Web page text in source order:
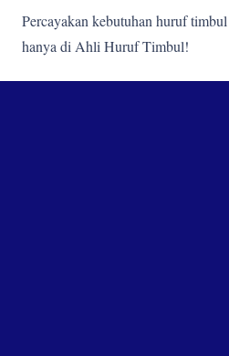
Percayakan kebutuhan huruf
hanya di Ahli Huruf Timbul!